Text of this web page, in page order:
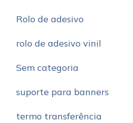
Rolo de adesivo
rolo de adesivo vinil
Sem categoria
suporte para banners
termo transferência